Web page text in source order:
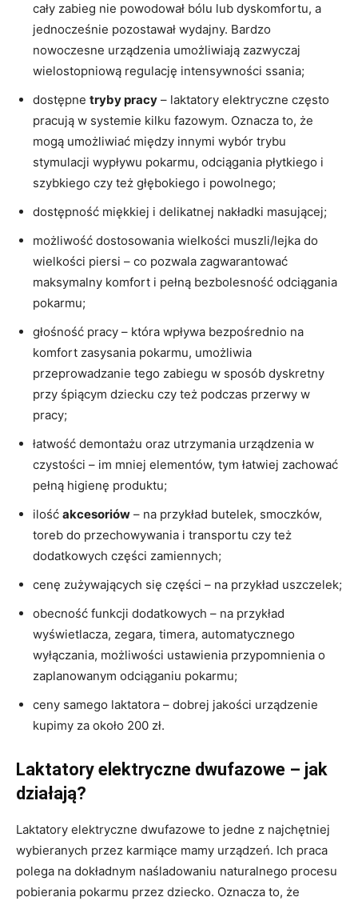
cały zabieg nie powodował bólu lub dyskomfortu, a
jednocześnie pozostawał wydajny. Bardzo
nowoczesne urządzenia umożliwiają zazwyczaj
wielostopniową regulację intensywności ssania;
dostępne tryby pracy – laktatory elektryczne często
pracują w systemie kilku fazowym. Oznacza to, że
mogą umożliwiać między innymi wybór trybu
stymulacji wypływu pokarmu, odciągania płytkiego i
szybkiego czy też głębokiego i powolnego;
dostępność miękkiej i delikatnej nakładki masującej;
możliwość dostosowania wielkości muszli/lejka do
wielkości piersi – co pozwala zagwarantować
maksymalny komfort i pełną bezbolesność odciągania
pokarmu;
głośność pracy – która wpływa bezpośrednio na
komfort zasysania pokarmu, umożliwia
przeprowadzanie tego zabiegu w sposób dyskretny
przy śpiącym dziecku czy też podczas przerwy w
pracy;
łatwość demontażu oraz utrzymania urządzenia w
czystości – im mniej elementów, tym łatwiej zachować
pełną higienę produktu;
ilość akcesoriów – na przykład butelek, smoczków,
toreb do przechowywania i transportu czy też
dodatkowych części zamiennych;
cenę zużywających się części – na przykład uszczelek;
obecność funkcji dodatkowych – na przykład
wyświetlacza, zegara, timera, automatycznego
wyłączania, możliwości ustawienia przypomnienia o
zaplanowanym odciąganiu pokarmu;
ceny samego laktatora – dobrej jakości urządzenie
kupimy za około 200 zł.
Laktatory elektryczne dwufazowe – jak
działają?
Laktatory elektryczne dwufazowe to jedne z najchętniej
wybieranych przez karmiące mamy urządzeń. Ich praca
polega na dokładnym naśladowaniu naturalnego procesu
pobierania pokarmu przez dziecko. Oznacza to, że